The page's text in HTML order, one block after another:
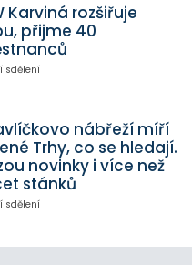
Karviná rozšiřuje
přijme 40
sdělení
nábřeží míří
Trhy, co se hledají.
novinky i více než
stánků
sdělení